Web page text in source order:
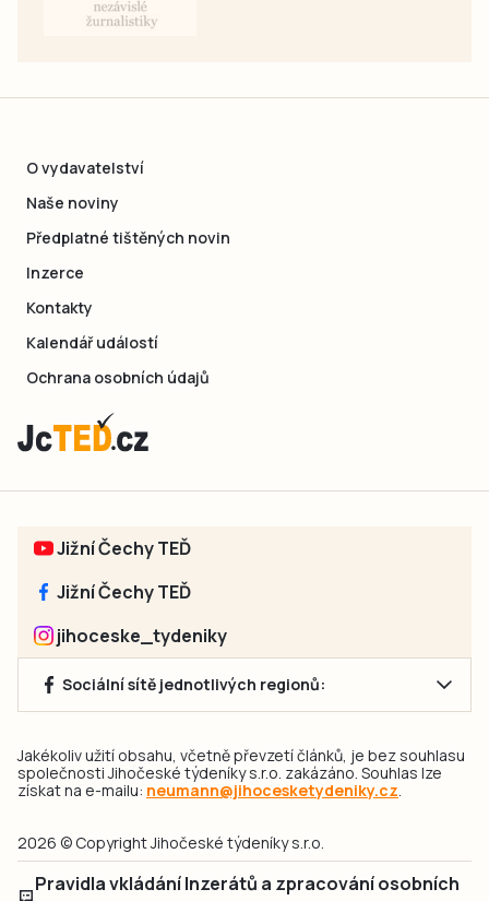
O vydavatelství
Naše noviny
Předplatné tištěných novin
Inzerce
Kontakty
Kalendář událostí
Ochrana osobních údajů
Jižní Čechy TEĎ
Jižní Čechy TEĎ
jihoceske_tydeniky
Sociální sítě jednotlivých regionů:
Jakékoliv užití obsahu, včetně převzetí článků, je bez souhlasu
společnosti Jihočeské týdeníky s.r.o. zakázáno. Souhlas lze
získat na e-mailu: neumann@jihocesketydeniky.cz
2026 © Copyright Jihočeské týdeníky s.r.o.
Pravidla vkládání Inzerátů a zpracování osobních